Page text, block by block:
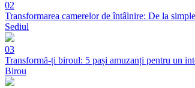
02
Transformarea camerelor de întâlnire: De la
Sediul
03
Transformă-ți biroul: 5 pași amuzanți pentru un
Birou